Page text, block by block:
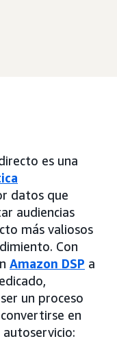
es una
datos que
audiencias
más valiosos
Con
Amazon DSP a
un proceso
en